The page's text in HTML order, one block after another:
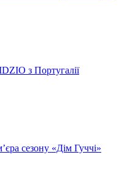
з Португалії
сезону «Дім Гуччі»